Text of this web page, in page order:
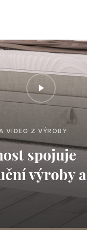
VIDEO Z VÝROBY
spojuje
výroby a